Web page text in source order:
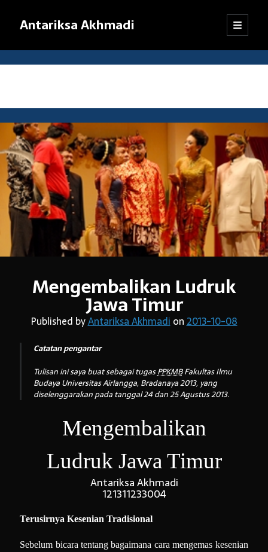
Antariksa Akhmadi
open
primary
Sidebar
Librarian, information junkie, and perpetual dilettante. Likes anything
Catatan:
Blog ini adalah kumpulan tulisan yang dibuat oleh saya semenjak
SMP kelas VIII (sekarang saya sudah bekerja). Dari mula-mula menulis
blog hingga sekarang, pendapat dan pemikiran saya sudah jauh
berubah. Oleh karena itu, mohon kebijaksanaan pembaca dalam
menanggapi tulisan-tulisan yang sudah lama.
Jika ada komentar yang tidak termuat, kemungkinan besar
tanggapan itu tersangkut sistemanti-spamWordPress. Pasti akan
saya kembalikan, kok.
Arsip:
Search
Mengembalikan Ludruk
Jawa Timur
Published byAntariksa Akhmadi on 2013-10-08
Catatan pengantar
Tulisan ini saya buat sebagai tugasPPKMBFakultas Ilmu
Budaya Universitas Airlangga, Bradanaya 2013, yang
diselenggarakan pada tanggal 24 dan 25 Agustus 2013.
Mengembalikan
Ludruk Jawa Timur
Antariksa Akhmadi
121311233004
Terusirnya Kesenian Tradisional
Sebelum bicara tentang bagaimana cara mengemas kesenian